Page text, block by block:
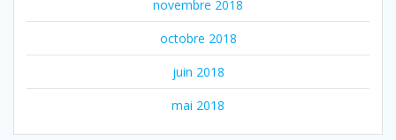
novembre 2018
octobre 2018
juin 2018
mai 2018